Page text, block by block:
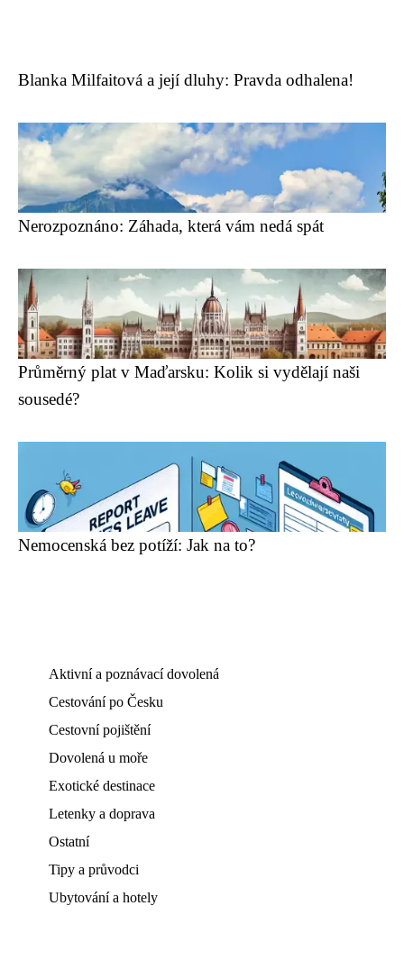
Blanka Milfaitová a její dluhy: Pravda odhalena!
Nerozpoznáno: Záhada, která vám nedá spát
Průměrný plat v Maďarsku: Kolik si vydělají naši
sousedé?
Nemocenská bez potíží: Jak na to?
Aktivní a poznávací dovolená
Cestování po Česku
Cestovní pojištění
Dovolená u moře
Exotické destinace
Letenky a doprava
Ostatní
Tipy a průvodci
Ubytování a hotely